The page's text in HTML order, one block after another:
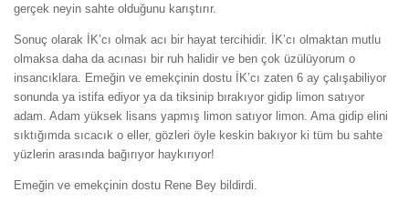
gerçek neyin sahte olduğunu karıştırır.
Sonuç olarak İK’cı olmak acı bir hayat tercihidir. İK’cı olmaktan mutlu
olmaksa daha da acınası bir ruh halidir ve ben çok üzülüyorum o
insancıklara. Emeğin ve emekçinin dostu İK’cı zaten 6 ay çalışabiliyor
sonunda ya istifa ediyor ya da tiksinip bırakıyor gidip limon satıyor
adam. Adam yüksek lisans yapmış limon satıyor limon. Ama gidip elini
sıktığımda sıcacık o eller, gözleri öyle keskin bakıyor ki tüm bu sahte
yüzlerin arasında bağırıyor haykırıyor!
Emeğin ve emekçinin dostu Rene Bey bildirdi.